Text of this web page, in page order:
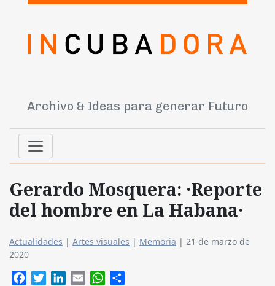
Archivo & Ideas para generar Futuro
Gerardo Mosquera: ·Reporte
del hombre en La Habana·
Actualidades | Artes visuales | Memoria | 21 de marzo de
2020
FacebookTwitterLinkedIn
Email WhatsApp